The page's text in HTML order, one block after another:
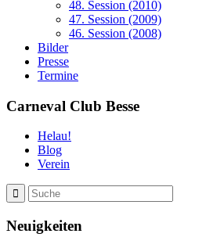
48. Session (2010)
47. Session (2009)
46. Session (2008)
Bilder
Presse
Termine
Carneval Club Besse
Helau!
Blog
Verein
Neuigkeiten